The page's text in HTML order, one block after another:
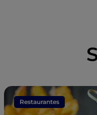
Restaurantes